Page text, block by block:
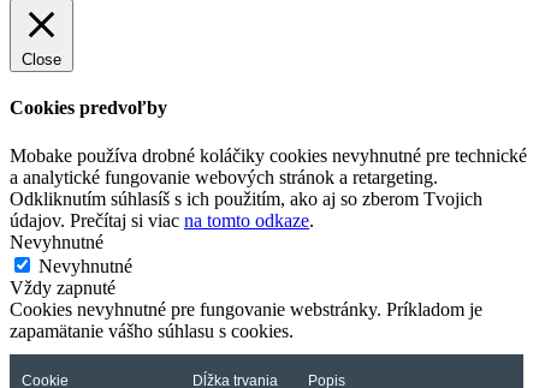
Close
Cookies predvoľby
Mobake používa drobné koláčiky cookies nevyhnutné pre technické
a analytické fungovanie webových stránok a retargeting.
Odkliknutím súhlasíš s ich použitím, ako aj so zberom Tvojich
údajov. Prečítaj si viac na tomto odkaze.
Nevyhnutné
Nevyhnutné
Vždy zapnuté
Cookies nevyhnutné pre fungovanie webstránky. Príkladom je
zapamätanie vášho súhlasu s cookies.
Cookie Dĺžka trvania Popis